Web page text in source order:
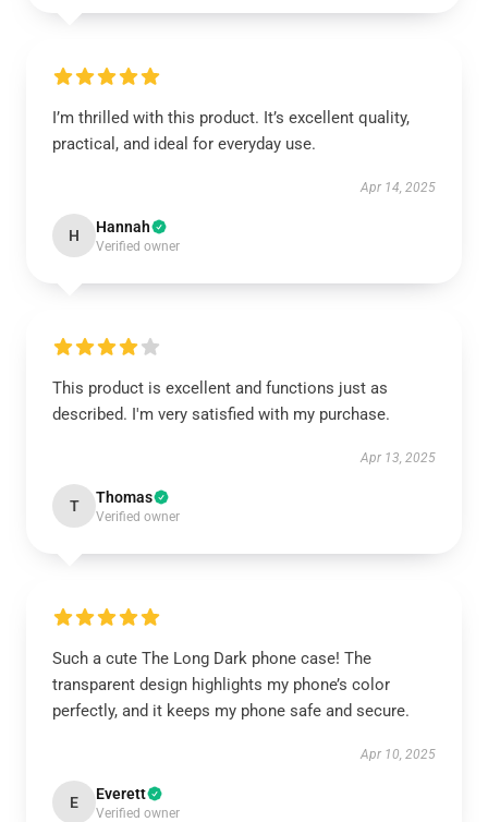
I’m thrilled with this product. It’s excellent quality,
practical, and ideal for everyday use.
Apr 14, 2025
H Hannah
Verified owner
This product is excellent and functions just as
described. I'm very satisfied with my purchase.
Apr 13, 2025
T Thomas
Verified owner
Such a cute The Long Dark phone case! The
transparent design highlights my phone’s color
perfectly, and it keeps my phone safe and secure.
Apr 10, 2025
E Everett
Verified owner